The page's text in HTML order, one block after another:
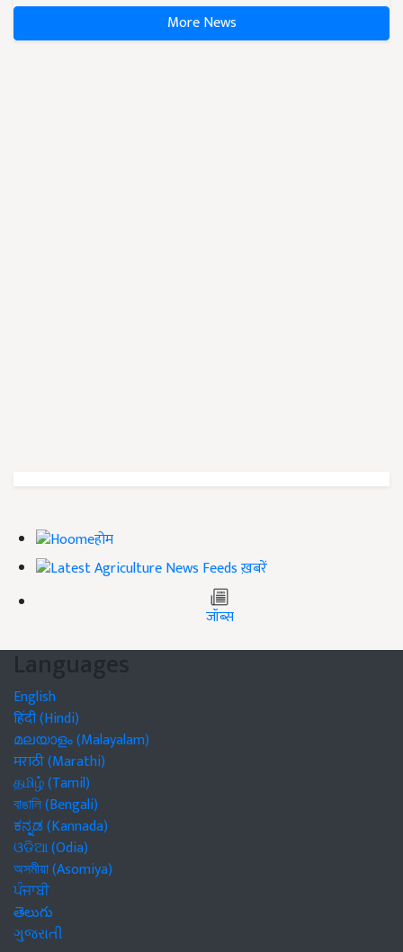
More News
होम
ख़बरें
जॉब्स
Languages
English
हिंदी (Hindi)
മലയാളം (Malayalam)
मराठी (Marathi)
தமிழ் (Tamil)
বাঙালি (Bengali)
ಕನ್ನಡ (Kannada)
ଓଡିଆ (Odia)
অসমীয়া (Asomiya)
ਪੰਜਾਬੀ
తెలుగు
ગુજરાતી